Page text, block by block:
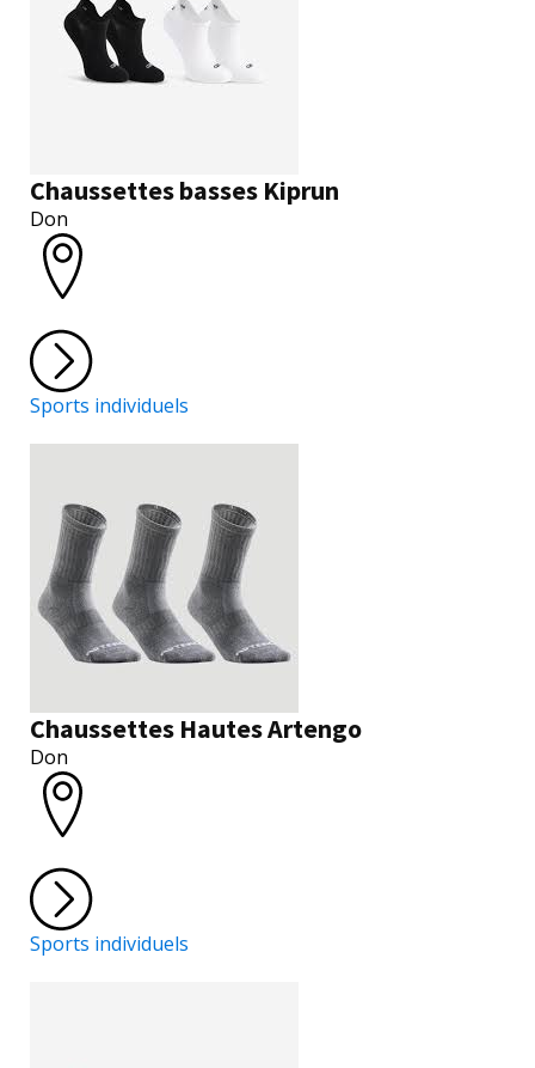
Chaussettes basses Kiprun
Don
Sports individuels
Chaussettes Hautes Artengo
Don
Sports individuels